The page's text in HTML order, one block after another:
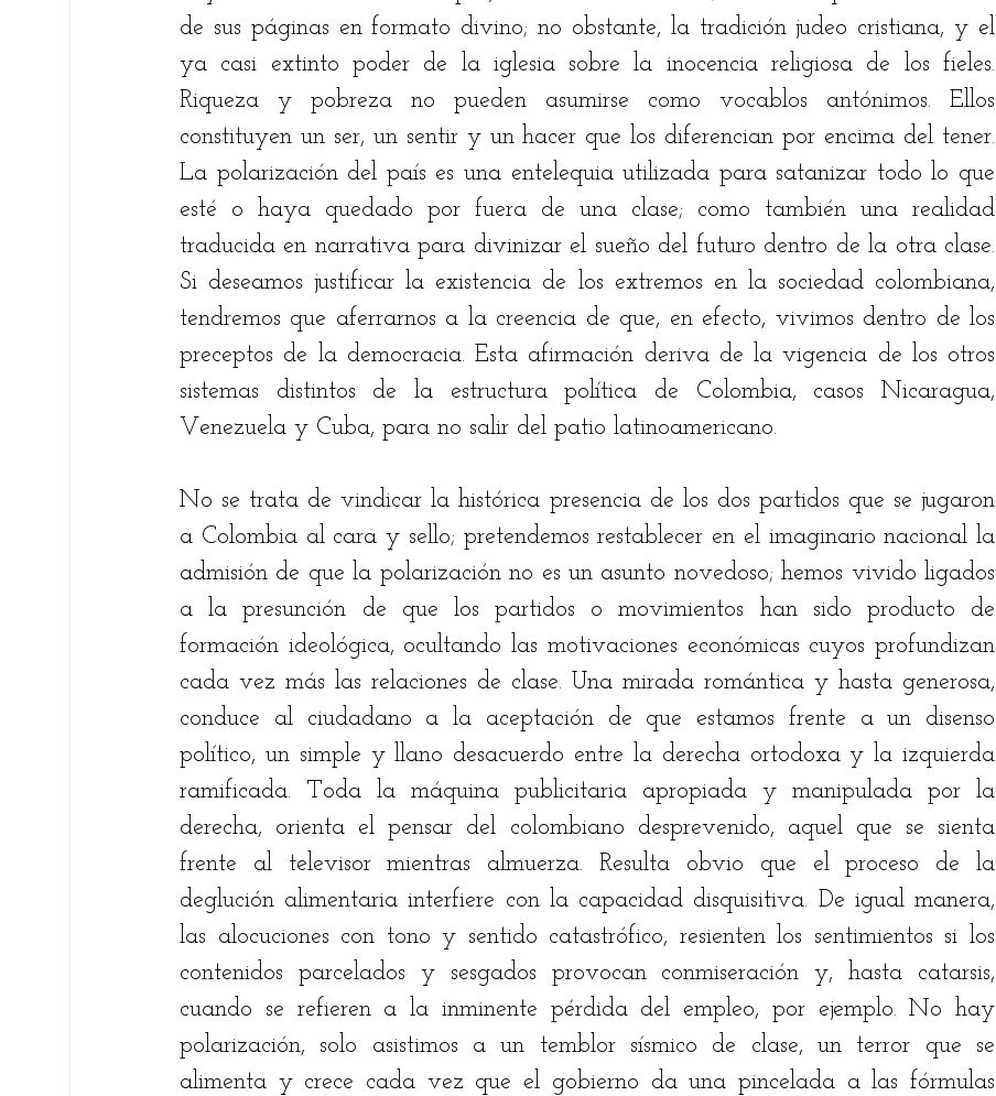
de sus páginas en formato divino; no obstante, la tradición judeo cristiana, y el
ya casi extinto poder de la iglesia sobre la inocencia religiosa de los fieles.
Riqueza y pobreza no pueden asumirse como vocablos antónimos. Ellos
constituyen un ser, un sentir y un hacer que los diferencian por encima del tener.
La polarización del país es una entelequia utilizada para satanizar todo lo que
esté o haya quedado por fuera de una clase; como también una realidad
traducida en narrativa para divinizar el sueño del futuro dentro de la otra clase.
Si deseamos justificar la existencia de los extremos en la sociedad colombiana,
tendremos que aferrarnos a la creencia de que, en efecto, vivimos dentro de los
preceptos de la democracia. Esta afirmación deriva de la vigencia de los otros
sistemas distintos de la estructura política de Colombia, casos Nicaragua,
Venezuela y Cuba, para no salir del patio latinoamericano.
No se trata de vindicar la histórica presencia de los dos partidos que se jugaron
a Colombia al cara y sello; pretendemos restablecer en el imaginario nacional la
admisión de que la polarización no es un asunto novedoso; hemos vivido ligados
a la presunción de que los partidos o movimientos han sido producto de
formación ideológica, ocultando las motivaciones económicas cuyos profundizan
cada vez más las relaciones de clase. Una mirada romántica y hasta generosa,
conduce al ciudadano a la aceptación de que estamos frente a un disenso
político, un simple y llano desacuerdo entre la derecha ortodoxa y la izquierda
ramificada. Toda la máquina publicitaria apropiada y manipulada por la
derecha, orienta el pensar del colombiano desprevenido, aquel que se sienta
frente al televisor mientras almuerza. Resulta obvio que el proceso de la
deglución alimentaria interfiere con la capacidad disquisitiva. De igual manera,
las alocuciones con tono y sentido catastrófico, resienten los sentimientos si los
contenidos parcelados y sesgados provocan conmiseración y, hasta catarsis,
cuando se refieren a la inminente pérdida del empleo, por ejemplo. No hay
polarización, solo asistimos a un temblor sísmico de clase, un terror que se
alimenta y crece cada vez que el gobierno da una pincelada a las fórmulas